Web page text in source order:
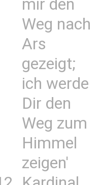
mir den
Weg nach
Ars
gezeigt;
ich werde
Dir den
Weg zum
Himmel
zeigen'